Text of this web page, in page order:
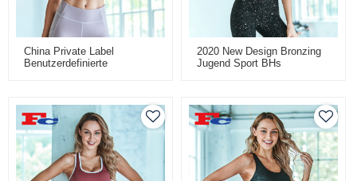
China Private Label
Benutzerdefinierte
2020 New Design Bronzing
Jugend Sport BHs